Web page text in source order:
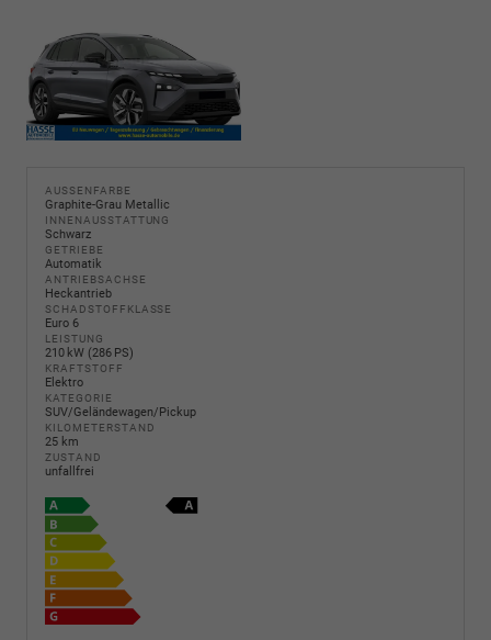
AUSSENFARBE
Graphite-Grau Metallic
INNENAUSSTATTUNG
Schwarz
GETRIEBE
Automatik
ANTRIEBSACHSE
Heckantrieb
SCHADSTOFFKLASSE
Euro 6
LEISTUNG
210 kW (286 PS)
KRAFTSTOFF
Elektro
KATEGORIE
SUV/Geländewagen/Pickup
KILOMETERSTAND
25 km
ZUSTAND
unfallfrei